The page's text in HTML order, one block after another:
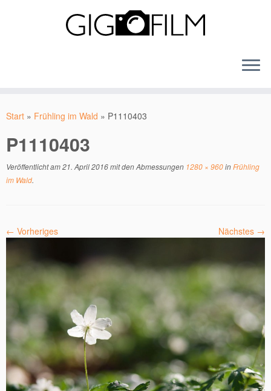
Inhalt
Start » Frühling im Wald » P1110403
P1110403
Veröffentlicht am21. April 2016mit den Abmessungen 1280 × 960inFrühling
im Wald.
← Vorheriges Nächstes →